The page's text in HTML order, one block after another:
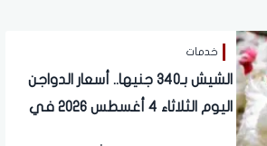
خدمات
الشيش بـ340 جنيها.. أسعار الدواجن
اليوم الثلاثاء 4 أغسطس 2026 في